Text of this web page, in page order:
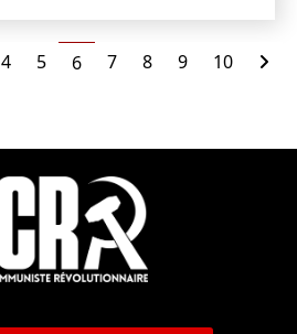
4 5 6 7 8 9 10